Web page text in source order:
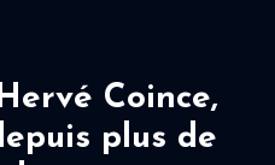
Coince,
plus de